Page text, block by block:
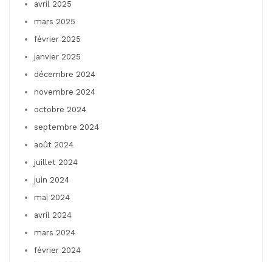
avril 2025
mars 2025
février 2025
janvier 2025
décembre 2024
novembre 2024
octobre 2024
septembre 2024
août 2024
juillet 2024
juin 2024
mai 2024
avril 2024
mars 2024
février 2024